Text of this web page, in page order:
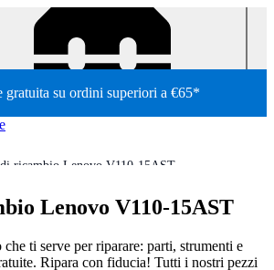
gratuita su ordini superiori a €65*
ricambio Lenovo V110-15AST
Lenovo V110-15AST
ti serve per riparare: parti, strumenti e
Ripara con fiducia! Tutti i nostri pezzi